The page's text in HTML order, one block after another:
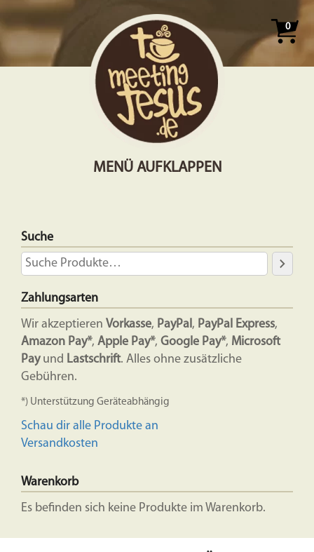
0
MENÜ AUFKLAPPEN
Suche
Zahlungsarten
Wir akzeptieren Vorkasse, PayPal, PayPal Express,
Amazon Pay*, Apple Pay*, Google Pay*, Microsoft
Payund Lastschrift. Alles ohne zusätzliche
Gebühren.
*) Unterstützung Geräteabhängig
Schau dir alle Produkte an
Versandkosten
Warenkorb
Es befinden sich keine Produkte im Warenkorb.